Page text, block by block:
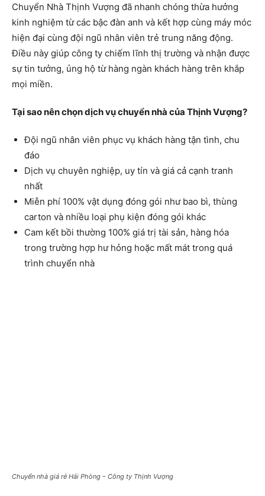
Chuyển Nhà Thịnh Vượng đã nhanh chóng thừa hưởng
kinh nghiệm từ các bậc đàn anh và kết hợp cùng máy móc
hiện đại cùng đội ngũ nhân viên trẻ trung năng động.
Điều này giúp công ty chiếm lĩnh thị trường và nhận được
sự tin tưởng, ủng hộ từ hàng ngàn khách hàng trên khắp
mọi miền.
Tại sao nên chọn dịch vụ chuyển nhà của Thịnh Vượng?
Đội ngũ nhân viên phục vụ khách hàng tận tình, chu
đáo
Dịch vụ chuyên nghiệp, uy tín và giá cả cạnh tranh
nhất
Miễn phí 100% vật dụng đóng gói như bao bì, thùng
carton và nhiều loại phụ kiện đóng gói khác
Cam kết bồi thường 100% giá trị tài sản, hàng hóa
trong trường hợp hư hỏng hoặc mất mát trong quá
trình chuyển nhà
Chuyển nhà giá rẻ Hải Phòng – Công ty Thịnh Vượng